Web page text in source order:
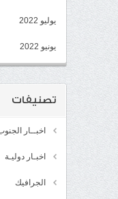
يوليو 2022
يونيو 2022
تصنيفات
اخبــار
اخبـار دوليـة
الجرافيك